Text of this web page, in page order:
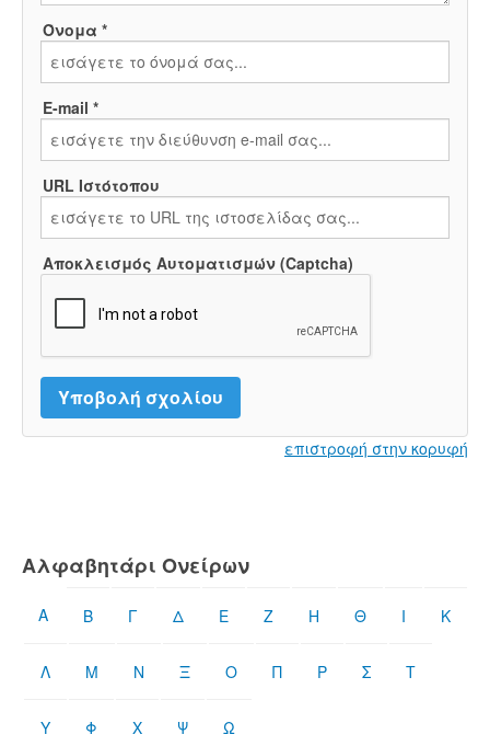
Όνομα *
E-mail *
URL Ιστότοπου
Αποκλεισμός Αυτοματισμών (Captcha)
επιστροφή στην κορυφή
Αλφαβητάρι Ονείρων
Α Β Γ Δ Ε Ζ Η Θ Ι Κ
Λ Μ Ν Ξ Ο Π Ρ Σ Τ
Υ Φ Χ Ψ Ω